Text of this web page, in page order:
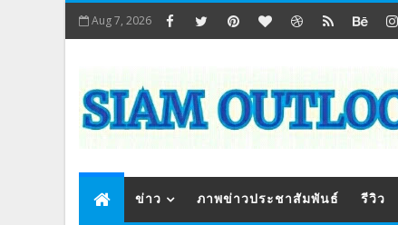
Aug 7, 2026
ข่าว ภาพข่าวประชาสัมพันธ์ รีวิว